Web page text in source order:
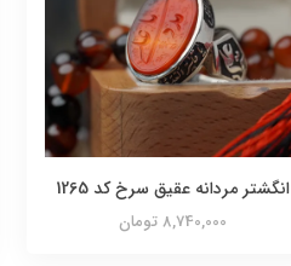
انگشتر مردانه عقیق سرخ کد 1265
8,740,000 تومان